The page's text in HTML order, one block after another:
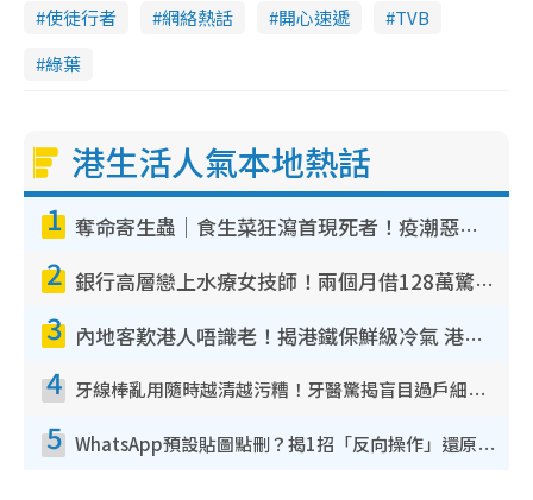
使徒行者
網絡熱話 開心速遞
TVB
綠葉
港生活人氣本地熱話
1 奪命寄生蟲｜食生菜狂瀉首現死者！疫潮惡化錄1.8萬宗病例 揭洗菜3大謬誤
2 銀行高層戀上水療女技師！兩個月借128萬驚覺「沉船」沉落火海 揭背後疑似邪教操控賣淫
3 內地客歎港人唔識老！揭港鐵保鮮級冷氣 港人求放過：咪投訴
4 牙線棒亂用隨時越清越污糟！牙醫驚揭盲目過戶細菌恐致蛀牙：呢種先係日常真保養
5 WhatsApp預設貼圖點刪？揭1招「反向操作」還原簡潔介面 附3步實測教學